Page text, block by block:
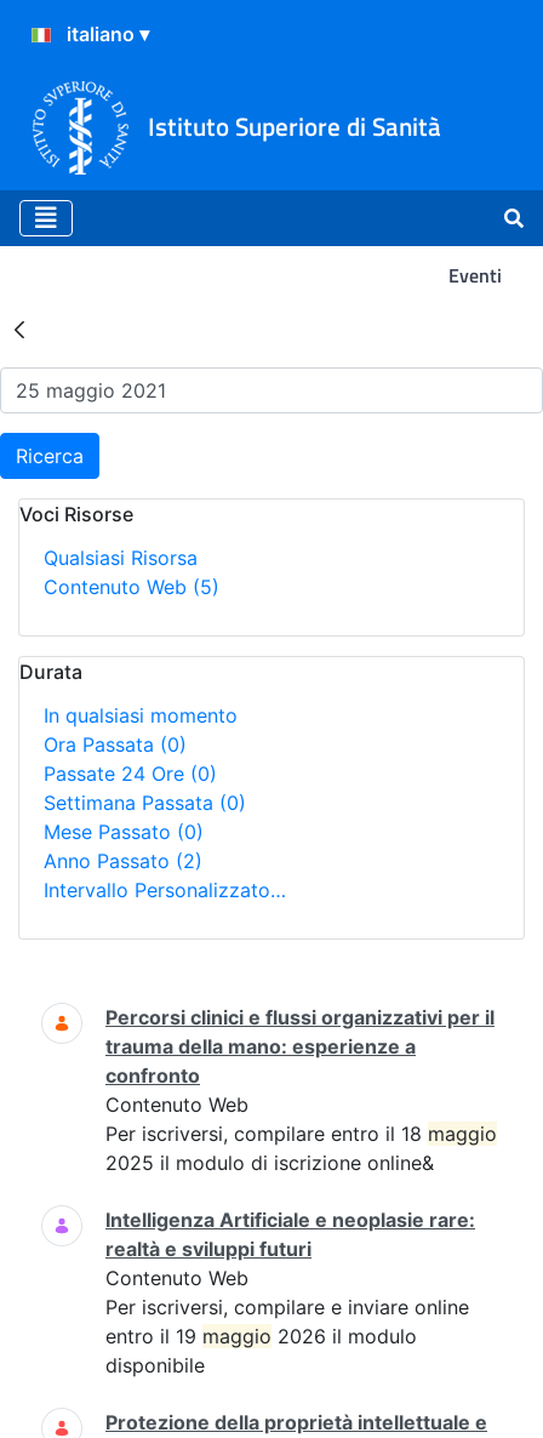
Istituto Superiore di Sanità
Eventi
Risultati della Ricerca -
Ricerca
Voci Risorse
Qualsiasi Risorsa
Contenuto Web (5)
Durata
In qualsiasi momento
Ora Passata (0)
Passate 24 Ore (0)
Settimana Passata (0)
Mese Passato (0)
Anno Passato (2)
Intervallo Personalizzato…
Ricerca
Percorsi clinici e flussi organizzativi per il
trauma della mano: esperienze a
confronto
Contenuto Web
Per iscriversi, compilare entro il 18 maggio
2025 il modulo di iscrizione online&
Intelligenza Artificiale e neoplasie rare:
realtà e sviluppi futuri
Contenuto Web
Per iscriversi, compilare e inviare online
entro il 19 maggio 2026 il modulo
disponibile
Protezione della proprietà intellettuale e